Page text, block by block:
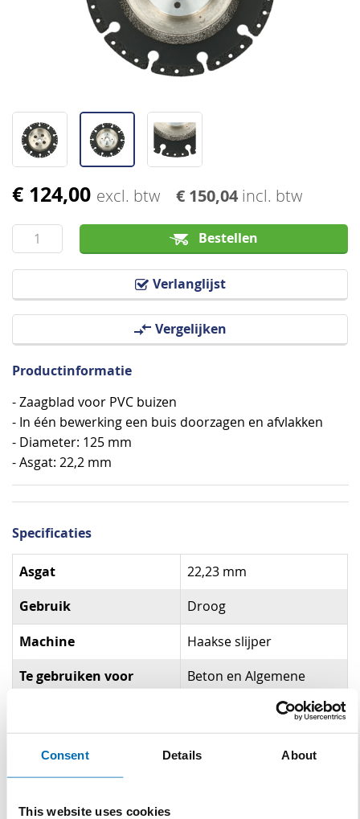
Consent Details About
This website uses cookies
€ 124,00 excl. btw € 150,04 incl. btw
Bestellen
Verlanglijst
Vergelijken
afbeeldingen-
Ga
het
begin
van
Productinformatie
- Zaagblad voor PVC buizen
- In één bewerking een buis doorzagen en afvlakken
- Diameter: 125 mm
- Asgat: 22,2 mm
Specificaties
Specificaties
Asgat 22,23 mm
Gebruik Droog
Machine Haakse slijper
Te gebruiken voor
Beton en Algemene
Merk Norton